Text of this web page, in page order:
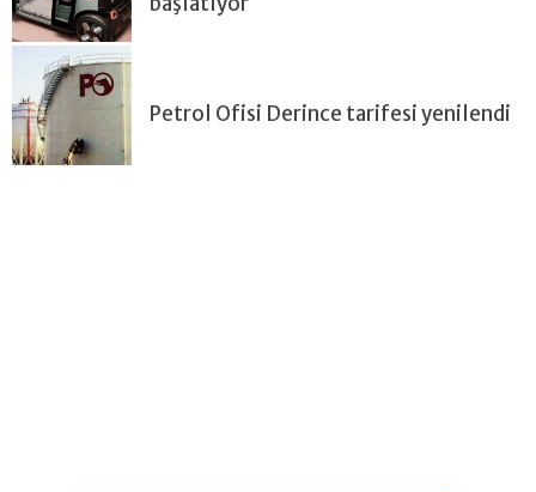
Petrol Ofisi Derince tarifesi yenilendi